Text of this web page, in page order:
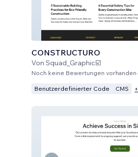
CONSTRUCTURO
Von Squad_Graphic☑️
Noch keine Bewertungen vorhanden
Benutzerdefinierter Code CMS +